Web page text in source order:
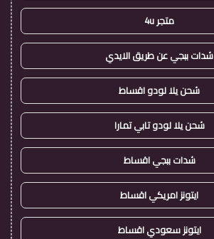
متجر 4u
شدات ببجي عن طريق الايدي
شحن يلا لودو اقساط
شحن يلا لودو تابي تمارا
شدات ببجي اقساط
ايتونز امريكي اقساط
ايتونز سعودي اقساط